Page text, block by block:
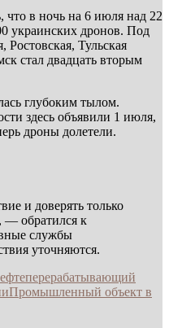
в ночь на 6 июля над 22
украинских дронов. Под
Ростовская, Тульская
стал двадцать вторым
глубоким тылом.
здесь объявили 1 июля,
дроны долетели.
и доверять только
— обратился к
службы
уточняются.
Промышленный объект в